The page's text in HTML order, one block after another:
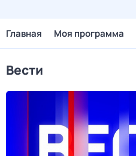
Главная Моя программа
Вести